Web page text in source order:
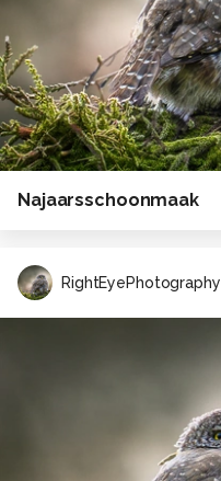
Najaarsschoonmaak
RightEyePhotography